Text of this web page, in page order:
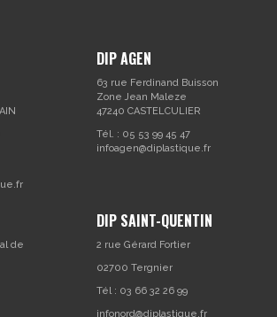
DIP AGEN
63 rue Ferdinand Buisson
Zone Jean Maleze
47240 CASTELCULIER
Tél. : 05 53 99 45 47
infoagen@diplastique.fr
de
DIP SAINT-QUENTIN
2 rue Gérard Fortier
02700 Tergnier
Tél : 03 66 32 26 99
infonord@diplastique.fr